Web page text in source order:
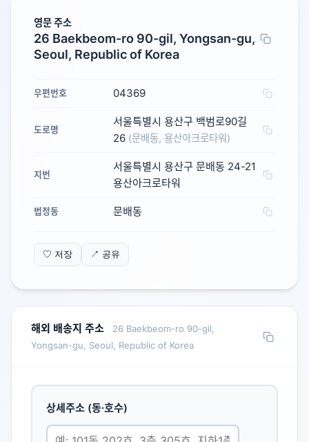
영문 주소
26 Baekbeom-ro 90-gil, Yongsan-gu,
Seoul, Republic of Korea
우편번호 04369
도로명
서울특별시 용산구 백범로90길
26 (문배동, 용산아크로타워)
지번
서울특별시 용산구 문배동 24-21
용산아크로타워
법정동 문배동
♡ 저장 ↗ 공유
해외 배송지 주소
26 Baekbeom-ro 90-gil,
Yongsan-gu, Seoul, Republic of Korea
상세주소 (동·호수)